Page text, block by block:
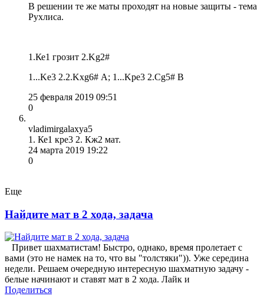
В решении те же маты проходят на новые защиты - тема
Рухлиса.
1.Ке1 грозит 2.Kg2#
1...Ke3 2.2.Kxg6# А; 1...Kpe3 2.Сg5# B
25 февраля 2019 09:51
0
vladimirgalaxya5
1. Ке1 кре3 2. Кж2 мат.
24 марта 2019 19:22
0
Еще
Найдите мат в 2 хода, задача
Привет шахматистам! Быстро, однако, время пролетает с
вами (это не намек на то, что вы "толстяки")). Уже середина
недели. Решаем очередную интересную шахматную задачу -
белые начинают и ставят мат в 2 хода. Лайк и
Поделиться